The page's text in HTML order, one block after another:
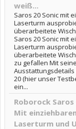
weiß...
Saros 20 Sonic mit
Laserturm
überarbeitete
Saros 20 Sonic mit
Laserturm
überarbeitete
zu gefallen Mit
Ausstattungsdetails
20 (hier unser
ein...
Roborock Saros
Mit
Laserturm und